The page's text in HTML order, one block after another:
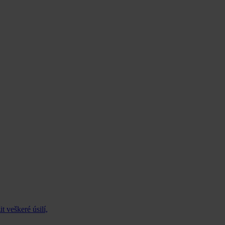
veškeré úsilí,